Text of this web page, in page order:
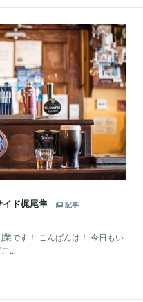
ド梶尾隼
記事
です！ こんばんは！ 今日もい
...